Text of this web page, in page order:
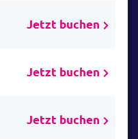
Jetzt buchen
Jetzt buchen
Jetzt buchen